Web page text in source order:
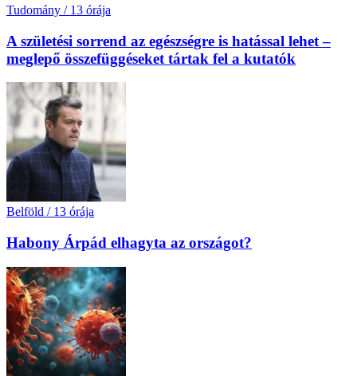
Tudomány / 13 órája
A születési sorrend az egészségre is hatással lehet –
meglepő összefüggéseket tártak fel a kutatók
Belföld / 13 órája
Habony Árpád elhagyta az országot?